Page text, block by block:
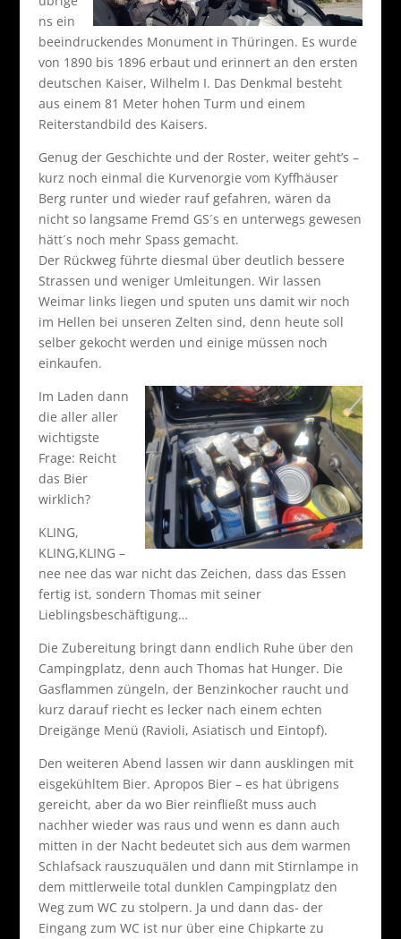
ns ein
beeindruckendes Monument in Thüringen. Es wurde
von 1890 bis 1896 erbaut und erinnert an den ersten
deutschen Kaiser, Wilhelm I. Das Denkmal besteht
aus einem 81 Meter hohen Turm und einem
Reiterstandbild des Kaisers.
Genug der Geschichte und der Roster, weiter geht’s –
kurz noch einmal die Kurvenorgie vom Kyffhäuser
Berg runter und wieder rauf gefahren, wären da
nicht so langsame Fremd GS´s en unterwegs gewesen
hätt´s noch mehr Spass gemacht.
Der Rückweg führte diesmal über deutlich bessere
Strassen und weniger Umleitungen. Wir lassen
Weimar links liegen und sputen uns damit wir noch
im Hellen bei unseren Zelten sind, denn heute soll
selber gekocht werden und einige müssen noch
einkaufen.
Im Laden dann
die aller aller
wichtigste
Frage: Reicht
das Bier
wirklich?
KLING,
KLING,KLING –
nee nee das war nicht das Zeichen, dass das Essen
fertig ist, sondern Thomas mit seiner
Lieblingsbeschäftigung…
Die Zubereitung bringt dann endlich Ruhe über den
Campingplatz, denn auch Thomas hat Hunger. Die
Gasflammen züngeln, der Benzinkocher raucht und
kurz darauf riecht es lecker nach einem echten
Dreigänge Menü (Ravioli, Asiatisch und Eintopf).
Den weiteren Abend lassen wir dann ausklingen mit
eisgekühltem Bier. Apropos Bier – es hat übrigens
gereicht, aber da wo Bier reinfließt muss auch
nachher wieder was raus und wenn es dann auch
mitten in der Nacht bedeutet sich aus dem warmen
Schlafsack rauszuquälen und dann mit Stirnlampe in
dem mittlerweile total dunklen Campingplatz den
Weg zum WC zu stolpern. Ja und dann das- der
Eingang zum WC ist nur über eine Chipkarte zu